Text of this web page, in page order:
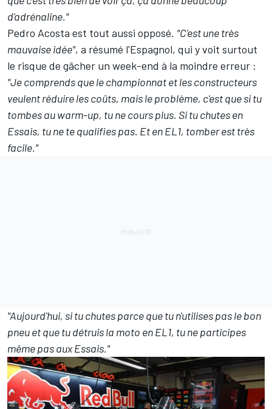
d'adrénaline."
Pedro Acosta est tout aussi opposé. "C'est une très
mauvaise idée", a résumé l'Espagnol, qui y voit surtout
le risque de gâcher un week-end à la moindre erreur :
"Je comprends que le championnat et les constructeurs
veulent réduire les coûts, mais le problème, c'est que si tu
tombes au warm-up, tu ne cours plus. Si tu chutes en
Essais, tu ne te qualifies pas. Et en EL1, tomber est très
facile."
"Aujourd'hui, si tu chutes parce que tu n'utilises pas le bon
pneu et que tu détruis la moto en EL1, tu ne participes
même pas aux Essais."